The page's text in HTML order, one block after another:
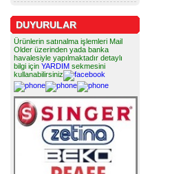
DUYURULAR
Ürünlerin satınalma işlemleri Mail
Older üzerinden yada banka
havalesiyle yapılmaktadır detaylı
bilgi için YARDIM sekmesini
kullanabilirsiniz